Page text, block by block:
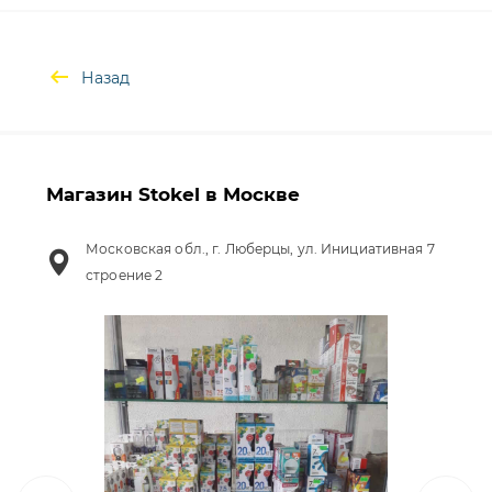
Назад
Магазин Stokel в Москве
Московская обл., г. Люберцы, ул. Инициативная 7
строение 2